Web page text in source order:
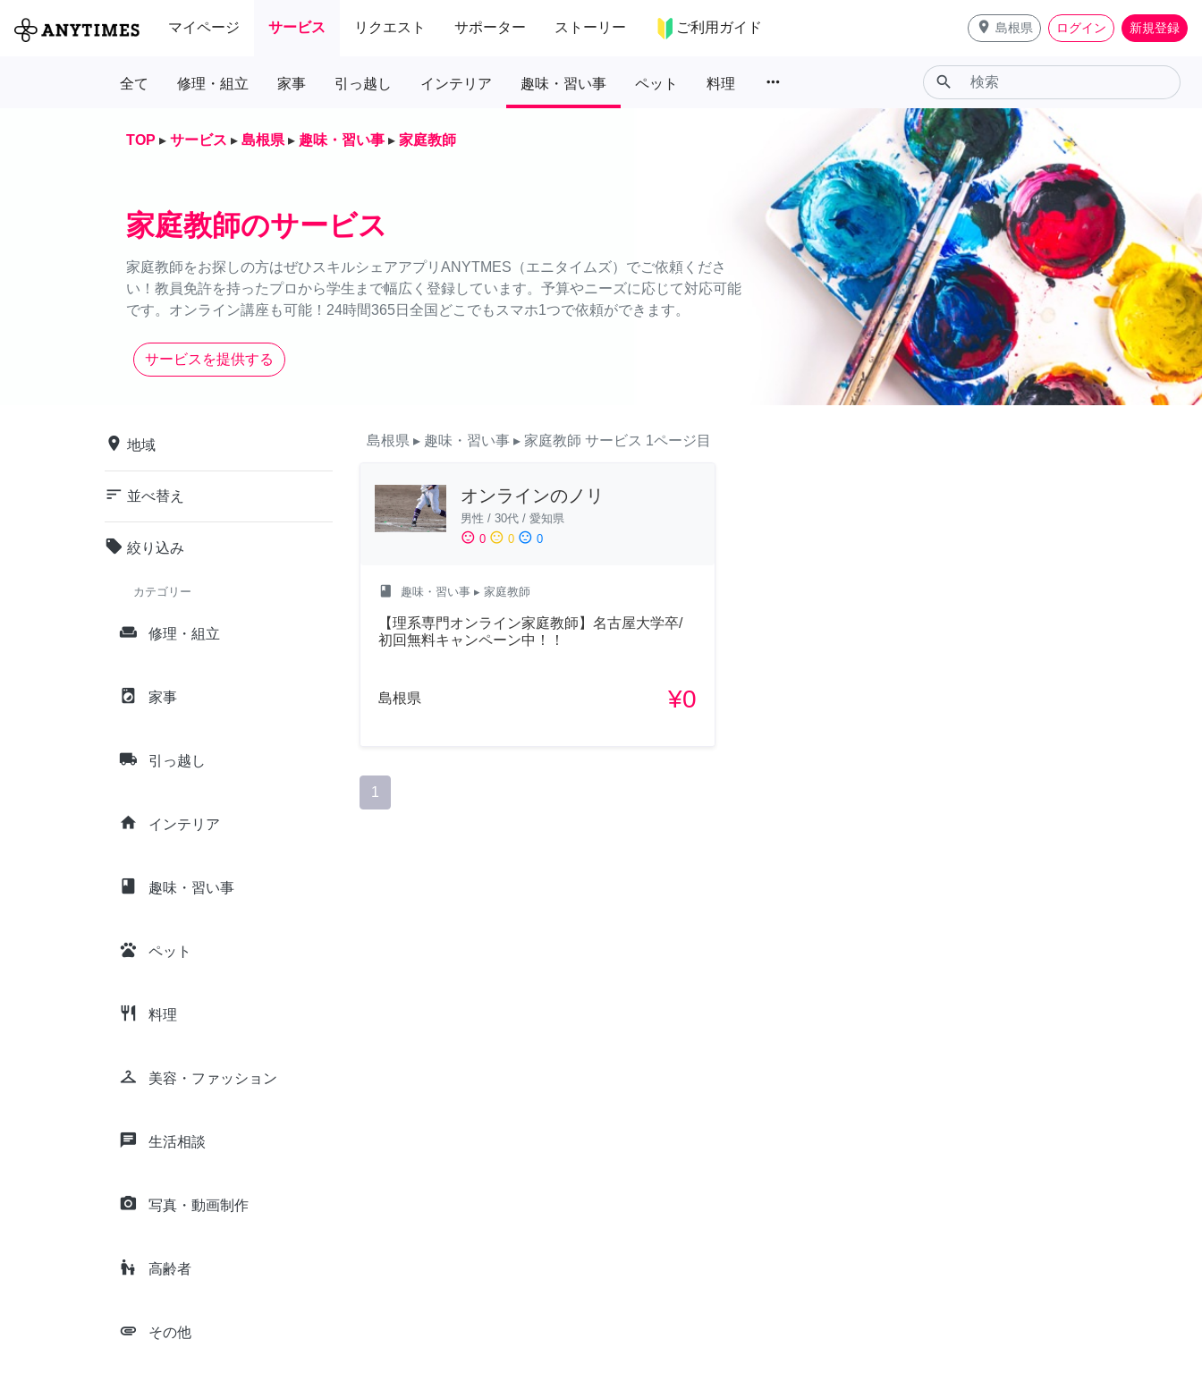
マイページ サービス リクエスト サポーター ストーリー ご利用ガイド place 島根県 ログイン 新規登録
全て 修理・組立 家事 引っ越し インテリア 趣味・習い事 ペット 料理 more_horiz search
TOP ▸ サービス ▸ 島根県 ▸ 趣味・習い事 ▸ 家庭教師
家庭教師のサービス
家庭教師をお探しの方はぜひスキルシェアアプリANYTMES（エニタイムズ）でご依頼くださ
い！教員免許を持ったプロから学生まで幅広く登録しています。予算やニーズに応じて対応可能
です。オンライン講座も可能！24時間365日全国どこでもスマホ1つで依頼ができます。
サービスを提供する
place 地域
sort 並べ替え
local_offer 絞り込み
カテゴリー
weekend 修理・組立
local_laundry_service 家事
local_shipping 引っ越し
home インテリア
class 趣味・習い事
pets ペット
restaurant 料理
checkroom 美容・ファッション
chat 生活相談
camera_alt 写真・動画制作
escalator_warning 高齢者
attachment その他
島根県 ▸ 趣味・習い事 ▸ 家庭教師 サービス 1ページ目
オンラインのノリ
男性 / 30代 / 愛知県
sentiment_satisfied 0 sentiment_neutral 0 sentiment_dissatisfied 0
class 趣味・習い事 ▸ 家庭教師
【理系専門オンライン家庭教師】名古屋大学卒/
初回無料キャンペーン中！！
島根県 ¥0
1